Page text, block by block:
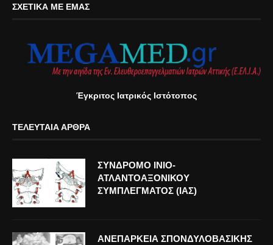
ΣΧΕΤΙΚΆ ΜΕ ΕΜΆΣ
Έγκριτος Ιατρικός Ιστότοπος
ΤΕΛΕΥΤΑΊΑ ΆΡΘΡΑ
ΣΥΝΔΡΟΜΟ ΙΝΙΟ-
ΑΤΛΑΝΤΟΑΞΟΝΙΚΟΥ
ΣΥΜΠΛΕΓΜΑΤΟΣ (ΙΑΣ)
ΑΝΕΠΑΡΚΕΙΑ ΣΠΟΝΔΥΛΟΒΑΣΙΚΗΣ